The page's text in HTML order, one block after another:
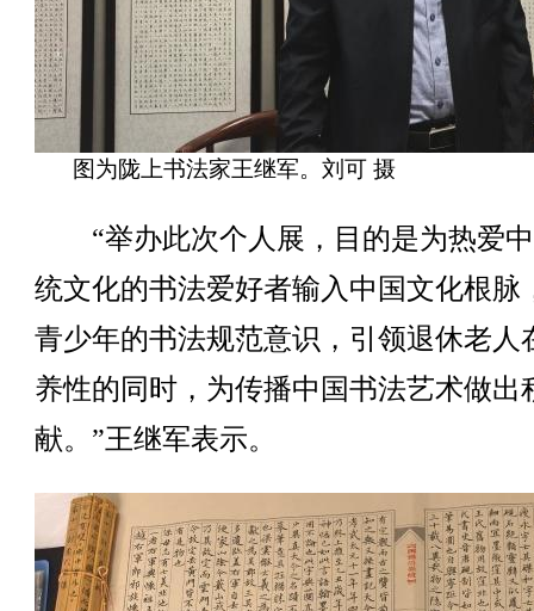
图为陇上书法家王继军。刘可 摄
“举办此次个人展，目的是为热爱
统文化的书法爱好者输入中国文化根脉
青少年的书法规范意识，引领退休老人
养性的同时，为传播中国书法艺术做出
献。”王继军表示。